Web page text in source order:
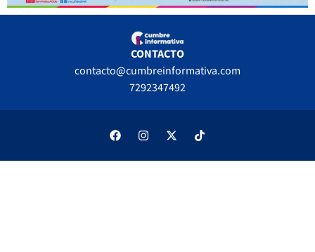
CONTACTO
contacto@cumbreinformativa.com
7292347492